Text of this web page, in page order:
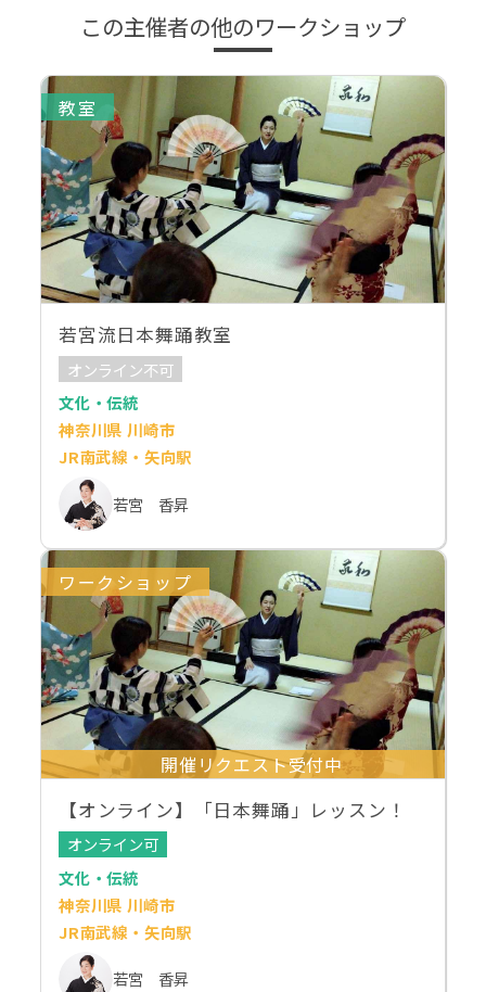
この主催者の他のワークショップ
教室
若宮流日本舞踊教室
オンライン不可
文化・伝統
神奈川県 川崎市
JR南武線・矢向駅
若宮 香昇
ワークショップ
開催リクエスト受付中
【オンライン】「日本舞踊」レッスン！
オンライン可
文化・伝統
神奈川県 川崎市
JR南武線・矢向駅
若宮 香昇